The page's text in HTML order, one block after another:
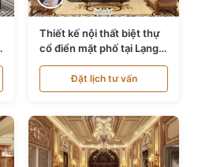
Thiết kế nội thất biệt thự
cổ điển mặt phố tại Lạng
Sơn NT24534
Đặt lịch tư vấn